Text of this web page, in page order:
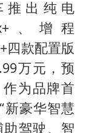
“今天得有40℃了吧 为啥还不预警”
搭
中国女篮70-67险胜尼日利亚女篮
国防部：坚决反制任何闹海挑衅图谋
滑雪”不实
推出纯电
、增程
四款配置版
万元，预
为品牌首
新豪华智慧
助驾驶、智